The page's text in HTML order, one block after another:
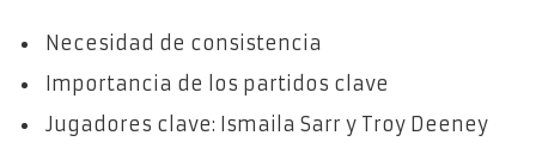
Necesidad de consistencia
Importancia de los partidos clave
Jugadores clave: Ismaila Sarr y Troy Deeney